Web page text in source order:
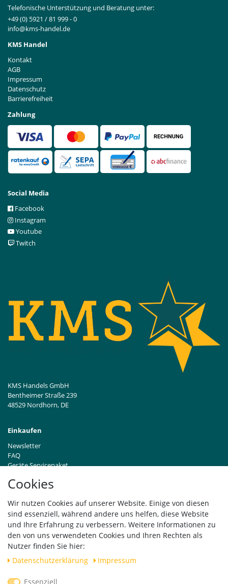
Cookies
Wir nutzen Cookies auf unserer Website. Einige von diesen
sind essenziell, während andere uns helfen, diese Website
und Ihre Erfahrung zu verbessern. Weitere Informationen zu
den von uns verwendeten Cookies und Ihren Rechten als
Nutzer finden Sie hier:
Daten­schutz­erklärung
Impressum
Essenziell
Telefonische Unterstützung und Beratung unter:
+49 (0) 5921 / 81 999 - 0
info@kms-handel.de
KMS Handel
Kontakt
AGB
Impressum
Datenschutz
Barrierefreiheit
Zahlung
Social Media
Facebook
Instagram
Youtube
Twitch
KMS Handels GmbH
Bentheimer Straße 239
48529 Nordhorn, DE
Einkaufen
Newsletter
FAQ
Geräte Servicepaket
Händleranfragen B2B
Widerrufsrecht
Vertrag widerrufen
Versand